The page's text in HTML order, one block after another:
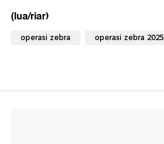
(lua/riar)
operasi zebra operasi zebra 2025